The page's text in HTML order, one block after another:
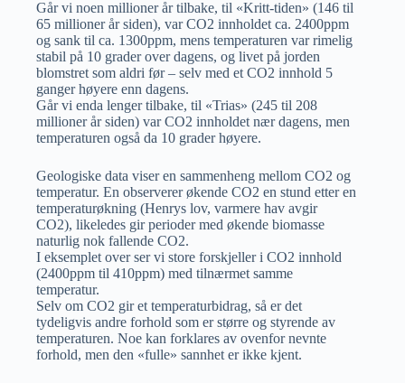
Går vi noen millioner år tilbake, til «Kritt-tiden» (146 til
65 millioner år siden), var CO2 innholdet ca. 2400ppm
og sank til ca. 1300ppm, mens temperaturen var rimelig
stabil på 10 grader over dagens, og livet på jorden
blomstret som aldri før – selv med et CO2 innhold 5
ganger høyere enn dagens.
Går vi enda lenger tilbake, til «Trias» (245 til 208
millioner år siden) var CO2 innholdet nær dagens, men
temperaturen også da 10 grader høyere.
Geologiske data viser en sammenheng mellom CO2 og
temperatur. En observerer økende CO2 en stund etter en
temperaturøkning (Henrys lov, varmere hav avgir
CO2), likeledes gir perioder med økende biomasse
naturlig nok fallende CO2.
I eksemplet over ser vi store forskjeller i CO2 innhold
(2400ppm til 410ppm) med tilnærmet samme
temperatur.
Selv om CO2 gir et temperaturbidrag, så er det
tydeligvis andre forhold som er større og styrende av
temperaturen. Noe kan forklares av ovenfor nevnte
forhold, men den «fulle» sannhet er ikke kjent.